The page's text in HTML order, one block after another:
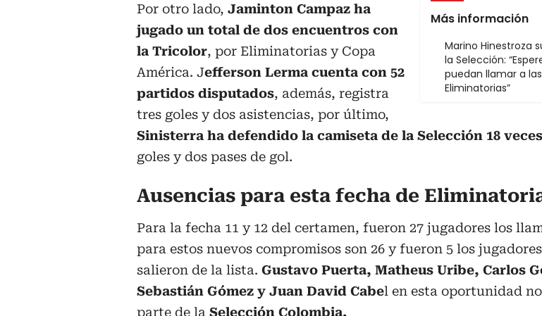
Más información
Marino Hinestroza
la Selección:
puedan llamar a las
Eliminatorias”
Por otro lado, Jaminton Campaz ha
jugado un total de dos encuentros con
la Tricolor, por Eliminatorias y Copa
América. Jefferson Lerma cuenta con 52
partidos disputados, además, registra
tres goles y dos asistencias, por último,
Sinisterra ha defendido la camiseta de la Selección 18
goles y dos pases de gol.
Ausencias para esta fecha de
Para la fecha 11 y 12 del certamen, fueron 27 jugadores los
para estos nuevos compromisos son 26 y fueron 5 los
salieron de la lista. Gustavo Puerta, Matheus Uribe, Carlos
Sebastián Gómez y Juan David Cabel en esta oportunidad
parte de la Selección Colombia.